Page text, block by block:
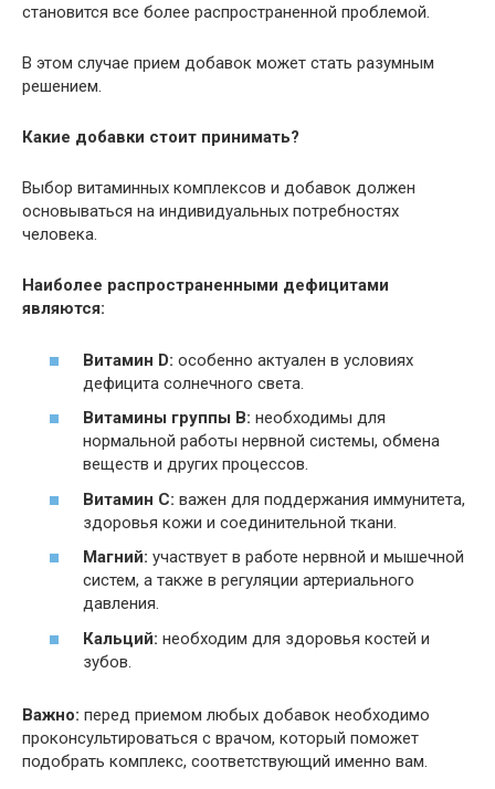
становится все более распространенной проблемой.
В этом случае прием добавок может стать разумным
решением.
Какие добавки стоит принимать?
Выбор витаминных комплексов и добавок должен
основываться на индивидуальных потребностях
человека.
Наиболее распространенными дефицитами
являются:
Витамин D: особенно актуален в условиях
дефицита солнечного света.
Витамины группы B: необходимы для
нормальной работы нервной системы, обмена
веществ и других процессов.
Витамин C: важен для поддержания иммунитета,
здоровья кожи и соединительной ткани.
Магний: участвует в работе нервной и мышечной
систем, а также в регуляции артериального
давления.
Кальций: необходим для здоровья костей и
зубов.
Важно: перед приемом любых добавок необходимо
проконсультироваться с врачом, который поможет
подобрать комплекс, соответствующий именно вам.